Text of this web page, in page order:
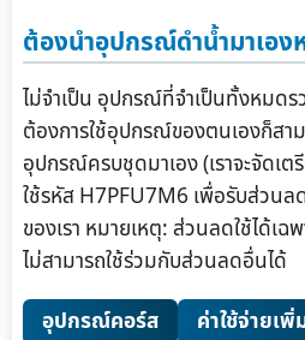
ต้องนำอุปกรณ์ดำน้ำมาเอง
ไม่จำเป็น อุปกรณ์ที่จำเป็นทั้งหมด
ต้องการใช้อุปกรณ์ของตนเองก็สา
อุปกรณ์ครบชุดมาเอง (เราจะจัดเต
ใช้รหัส H7PFU7M6 เพื่อรับส่วนล
ของเรา หมายเหตุ: ส่วนลดใช้ได้เ
ไม่สามารถใช้ร่วมกับส่วนลดอื่นได้
อุปกรณ์คอร์ส
ค่าใช้จ่ายเพิ่